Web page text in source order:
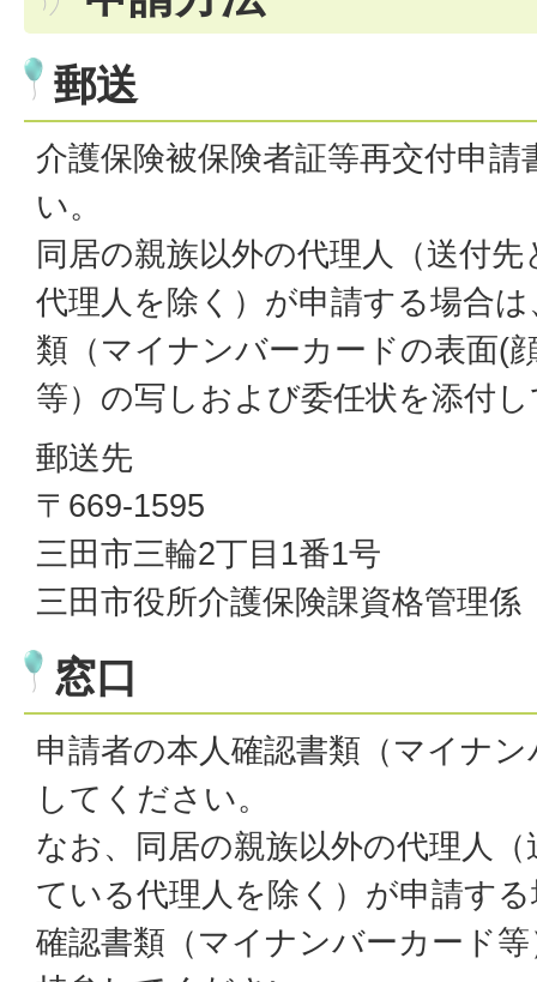
郵送
介護保険被保険者証等再交付申
い。
同居の親族以外の代理人（送付
代理人を除く）が申請する場合
類（マイナンバーカードの表面(
等）の写しおよび委任状を添付
郵送先
〒669-1595
三田市三輪2丁目1番1号
三田市役所介護保険課資格管理係
窓口
申請者の本人確認書類（マイナ
してください。
なお、同居の親族以外の代理人
ている代理人を除く）が申請す
確認書類（マイナンバーカード